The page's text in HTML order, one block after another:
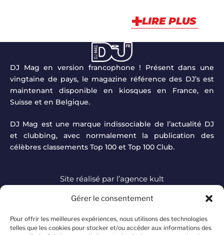
Gérer le consentement
Pour offrir les meilleures expériences, nous utilisons des technologies
telles que les cookies pour stocker et/ou accéder aux informations des
LIRE PLUS
DJ Mag en version francophone ! Présent dans une
vingtaine de pays, le magazine référence des DJ’s est
maintenant disponible en kiosques en France, en
Suisse et en Belgique.
DJ Mag est une marque indissociable de l’actualité DJ
et clubbing, avec normalement la publication des
célèbres classements Top 100 et Top 100 Club.
Site réalisé par l’agence kult
monde
Offre d'abonnement
TOUTE L'ACTUALITÉ
FOCUS ARTISTES